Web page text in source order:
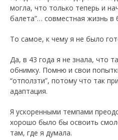
могла, что только теперь и
балета”… совместная жизнь в
То самое, к чему я не было
Да, в 43 года я не знала, что
обнимку. Помню и свои
“отползти”, потому что так
адаптация.
Я ускоренными темпами
хорошо было бы освоить
там, где я думала.